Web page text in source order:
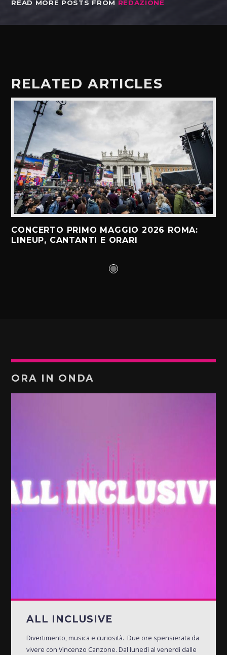
READ MORE POSTS FROM REDAZIONE
RELATED ARTICLES
CONCERTO PRIMO MAGGIO 2026 ROMA:
LINEUP, CANTANTI E ORARI
ORA IN ONDA
ALL INCLUSIVE
Divertimento, musica e curiosità. Due ore spensierata da
vivere con Vincenzo Canzone. Dal lunedì al venerdì dalle